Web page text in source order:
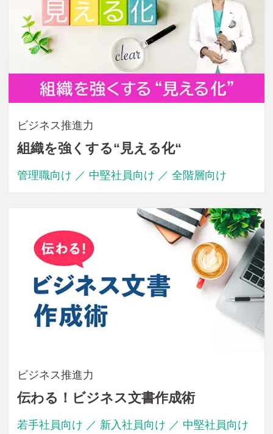
ビジネス推進力
組織を強くする“見える化“
管理職向け ／ 中堅社員向け ／ 全階層向け
ビジネス推進力
伝わる！ビジネス文書作成術
若手社員向け ／ 新入社員向け ／ 中堅社員向け